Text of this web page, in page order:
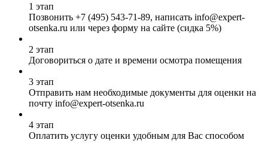
1 этап
Позвонить +7 (495) 543-71-89, написать info@expert-
otsenka.ru или через форму на сайте (сидка 5%)
2 этап
Договориться о дате и времени осмотра помещения
3 этап
Отправить нам необходимые документы для оценки на
почту info@expert-otsenka.ru
4 этап
Оплатить услугу оценки удобным для Вас способом